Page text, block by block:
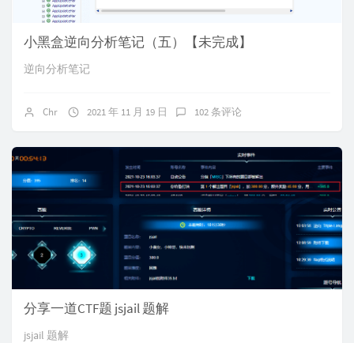
小黑盒逆向分析笔记（五）【未完成】
逆向分析笔记
Chr 2021 年 11 月 19 日 102 条评论
分享一道CTF题 jsjail 题解
jsjail 题解